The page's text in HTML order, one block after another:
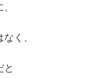
く、
と